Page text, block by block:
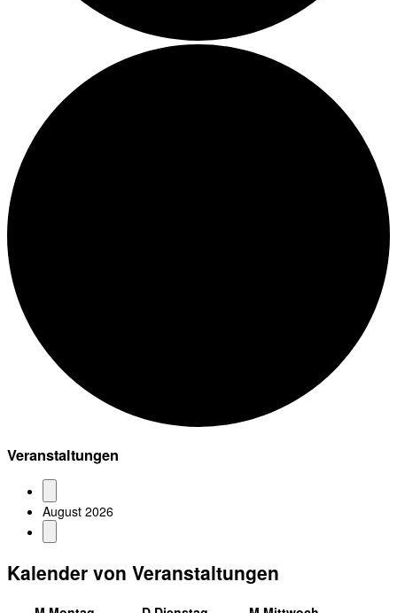
Veranstaltungen
August 2026
Kalender von Veranstaltungen